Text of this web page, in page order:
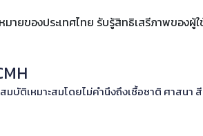
ายของประเทศไทย รับรู้สิทธิเสรีภาพของผู้ใ
มบัติเหมาะสมโดยไม่คำนึงถึงเชื้อชาติ ศาส